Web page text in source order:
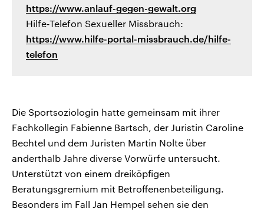
https://www.anlauf-gegen-gewalt.org
Hilfe-Telefon Sexueller Missbrauch:
https://www.hilfe-portal-missbrauch.de/hilfe-
telefon
Die Sportsoziologin hatte gemeinsam mit ihrer
Fachkollegin Fabienne Bartsch, der Juristin Caroline
Bechtel und dem Juristen Martin Nolte über
anderthalb Jahre diverse Vorwürfe untersucht.
Unterstützt von einem dreiköpfigen
Beratungsgremium mit Betroffenenbeteiligung.
Besonders im Fall Jan Hempel sehen sie den